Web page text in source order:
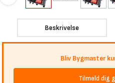
Beskrivelse
Bliv Bygmaster
Tilmeld dig